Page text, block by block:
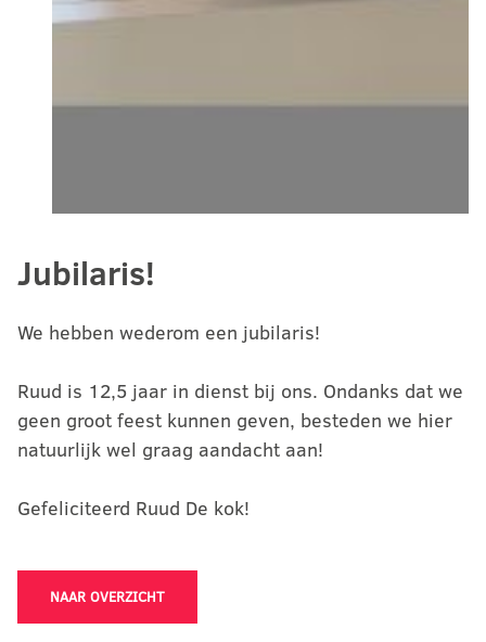
Jubilaris!
We hebben wederom een jubilaris!
Ruud is 12,5 jaar in dienst bij ons. Ondanks dat we
geen groot feest kunnen geven, besteden we hier
natuurlijk wel graag aandacht aan!
Gefeliciteerd Ruud De kok!
NAAR OVERZICHT